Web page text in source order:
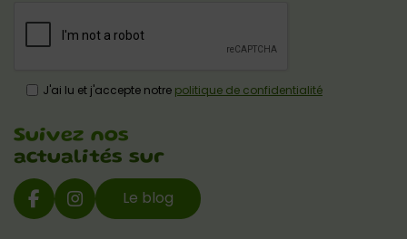
J'ai lu et j'accepte notre politique de confidentialité
Suivez nos
actualités sur
Le blog